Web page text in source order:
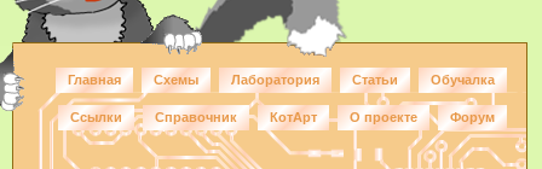
Главная Схемы Лаборатория Статьи Обучалка
Ссылки Справочник КотАрт О проекте Форум